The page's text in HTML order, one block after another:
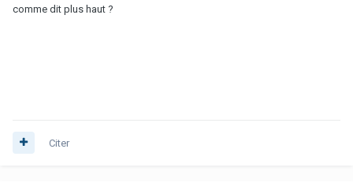
comme dit plus haut ?
Citer